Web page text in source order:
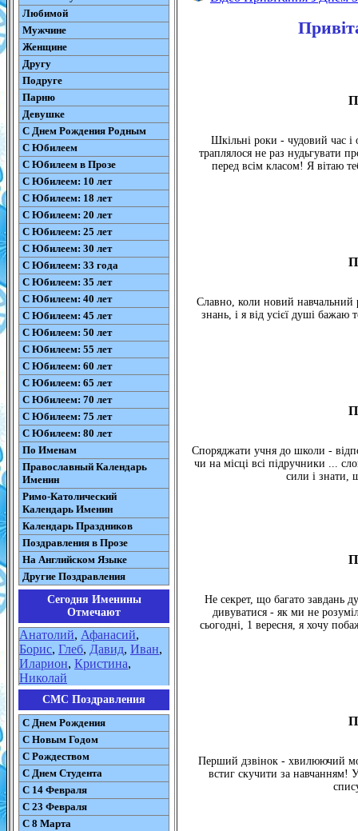
Любимой
Мужчине
Женщине
Другу
Подруге
Парню
Девушке
С Днем Рождения Родным
С Юбилеем
С Юбилеем в Прозе
С Юбилеем: 10 лет
С Юбилеем: 18 лет
С Юбилеем: 20 лет
С Юбилеем: 25 лет
С Юбилеем: 30 лет
С Юбилеем: 33 года
С Юбилеем: 35 лет
С Юбилеем: 40 лет
С Юбилеем: 45 лет
С Юбилеем: 50 лет
С Юбилеем: 55 лет
С Юбилеем: 60 лет
С Юбилеем: 65 лет
С Юбилеем: 70 лет
С Юбилеем: 75 лет
С Юбилеем: 80 лет
По Именам
Православный Календарь
Именин
Римо-Католический
Календарь Именин
Календарь Праздников
Поздравления в Прозе
На Английском Языке
Другие Поздравления
Сегодня Именины
Отмечают
Анатолий, Афанасий,
Борис, Глеб, Давид, Иван,
Иларион, Кристина,
Николай
СМС Поздравления
С Днем Рождения
С Новым Годом
С Рождеством
C Днем Студента
С 14 Февраля
С 23 Февраля
С 8 Марта
Шкільні роки - чудовий час і
траплялося не раз нудьгувати
перед всім класом! Я вітаю
Славно, коли новий навчальний
знань, і я від усієї душі
Споряджати учня до школи -
чи на місці всі підручники ...
сили і знати,
Не секрет, що багато завдань
дивуватися - як ми не
сьогодні, 1 вересня, я хочу
Перший дзвінок - хвилюючий
встиг скучити за навчанням!